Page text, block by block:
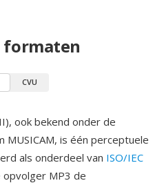
formaten
CVU
ook bekend onder de
is één perceptuele
als onderdeel van ISO/IEC
MP3 de